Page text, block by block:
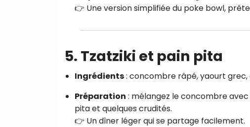
👉 Une version simplifiée du poke bowl,
5. Tzatziki et pain pita
Ingrédients: concombre râpé, yaourt grec,
Préparation : mélangez le concombre
pita et quelques crudités.
👉 Un dîner léger qui se partage facilement.